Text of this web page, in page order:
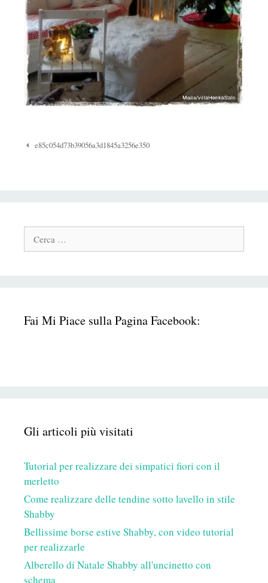
Navigazione
e85c054d73b39056a3d1845a3256e350
Cerca:
Fai Mi Piace sulla Pagina Facebook:
Gli articoli più visitati
Tutorial per realizzare dei simpatici fiori con il
merletto
Come realizzare delle tendine sotto lavello in stile
Shabby
Bellissime borse estive Shabby, con video tutorial
per realizzarle
Alberello di Natale Shabby all'uncinetto con
schema